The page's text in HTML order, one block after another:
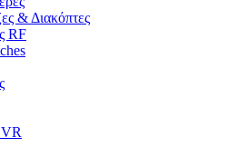
& Διακόπτες
RF